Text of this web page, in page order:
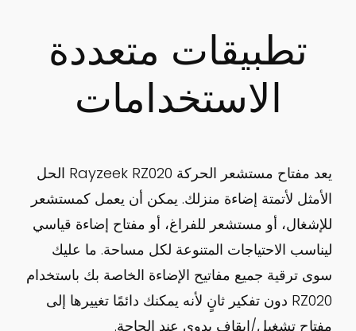
تطبيقات متعددة
الاستخدامات
يعد مفتاح مستشعر الحركة Rayzeek RZ020 الحل
الأمثل لأتمتة إضاءة منزلك. يمكن أن يعمل كمستشعر
للإشغال، أو مستشعر للفراغ، أو مفتاح إضاءة قياسي
ليناسب الاحتياجات المتنوعة لكل مساحة. ما عليك
سوى ترقية جميع مفاتيح الإضاءة الخاصة بك باستخدام
RZ020 دون تفكير ثانٍ لأنه يمكنك دائمًا تغييرها إلى
مفتاح تشغيل/إيقاف يدوي عند الحاجة.